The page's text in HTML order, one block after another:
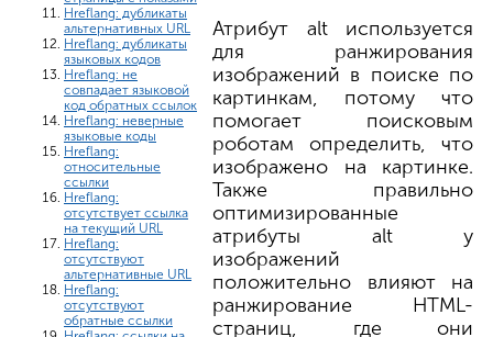
Hreflang: дубликаты
альтернативных URL
Hreflang: дубликаты
языковых кодов
Hreflang: не
совпадает языковой
код обратных ссылок
Hreflang: неверные
языковые коды
Hreflang:
относительные
ссылки
Hreflang:
отсутствует ссылка
на текущий URL
Hreflang:
отсутствуют
альтернативные URL
Hreflang:
отсутствуют
обратные ссылки
Атрибут alt используется
для ранжирования
изображений в поиске по
картинкам, потому что
помогает поисковым
роботам определить, что
изображено на картинке.
Также правильно
оптимизированные
атрибуты alt у
изображений
положительно влияют на
ранжирование HTML-
страниц, где они